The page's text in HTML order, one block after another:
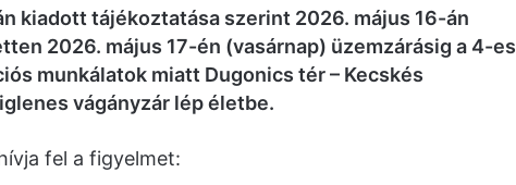
kiadott tájékoztatása szerint 2026. május 16-án
2026. május 17-én (vasárnap) üzemzárásig a 4-es
munkálatok miatt Dugonics tér – Kecskés
vágányzár lép életbe.
fel a figyelmet: